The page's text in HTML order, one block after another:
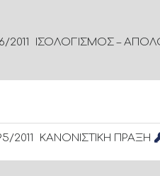
2011 ΙΣΟΛΟΓΙΣΜΟΣ –
2011 ΚΑΝΟΝΙΣΤΙΚΗ ΠΡΑΞΗ